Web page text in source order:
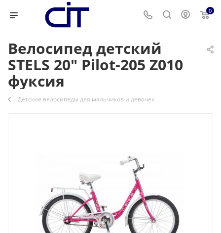
0
Велосипед детский
STELS 20" Pilot-205 Z010
фуксия
Детские велосипеды для мальчиков и девочек